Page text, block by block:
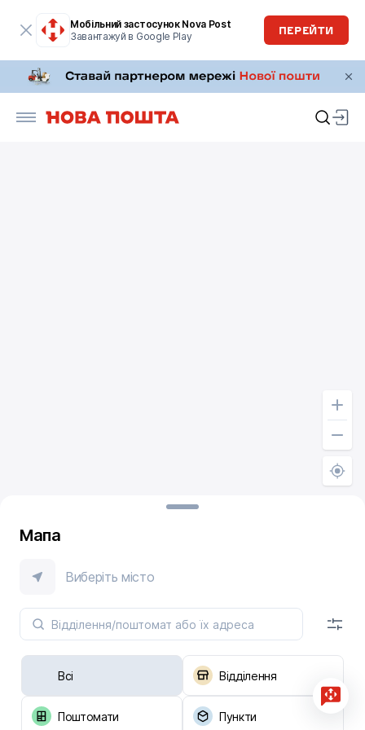
Мобільний застосунок Nova Post
Завантажуй в Google Play
ПЕРЕЙТИ
Мапа
Виберіть місто
Всі Відділення
Поштомати Пункти